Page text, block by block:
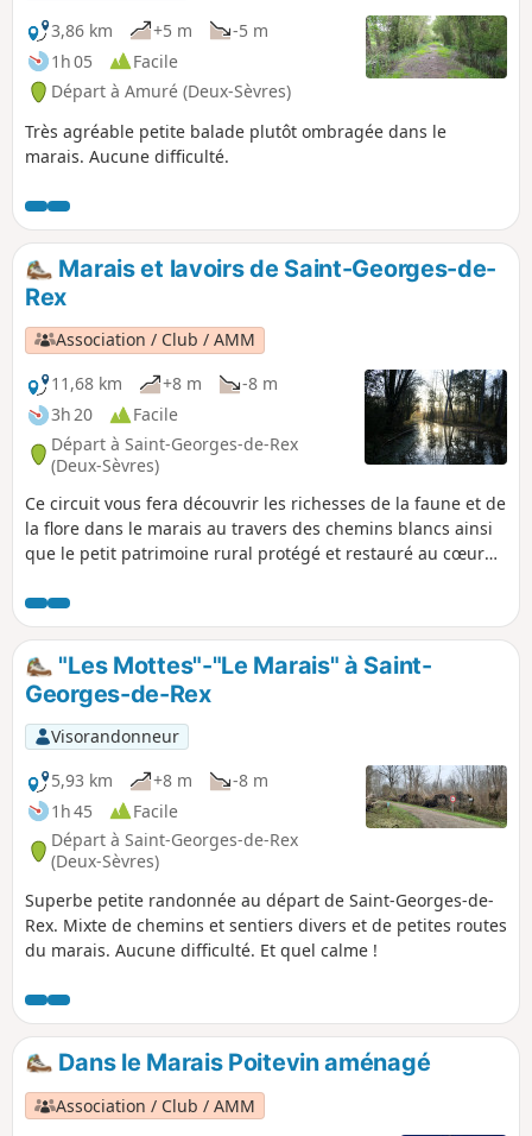
3,86 km
+5 m
-5 m
1h 05
Facile
Départ à Amuré (Deux-Sèvres)
Très agréable petite balade plutôt ombragée dans le
marais. Aucune difficulté.
Marais et lavoirs de Saint-Georges-de-
Rex
Association / Club / AMM
11,68 km
+8 m
-8 m
3h 20
Facile
Départ à Saint-Georges-de-Rex
(Deux-Sèvres)
Ce circuit vous fera découvrir les richesses de la faune et de
la flore dans le marais au travers des chemins blancs ainsi
que le petit patrimoine rural protégé et restauré au cœur
"Les Mottes"-"Le Marais" à Saint-
Georges-de-Rex
Visorandonneur
5,93 km
+8 m
-8 m
1h 45
Facile
Départ à Saint-Georges-de-Rex
(Deux-Sèvres)
Superbe petite randonnée au départ de Saint-Georges-de-
Rex. Mixte de chemins et sentiers divers et de petites routes
du marais. Aucune difficulté. Et quel calme !
Dans le Marais Poitevin aménagé
Association / Club / AMM